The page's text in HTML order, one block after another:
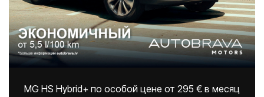
MG HS Hybrid+ по особой цене от 295 € в месяц